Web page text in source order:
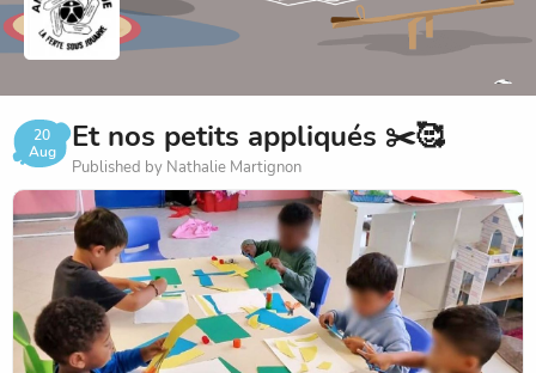
20
Aug
Et nos petits appliqués ✂️🥰
Published by Nathalie Martignon